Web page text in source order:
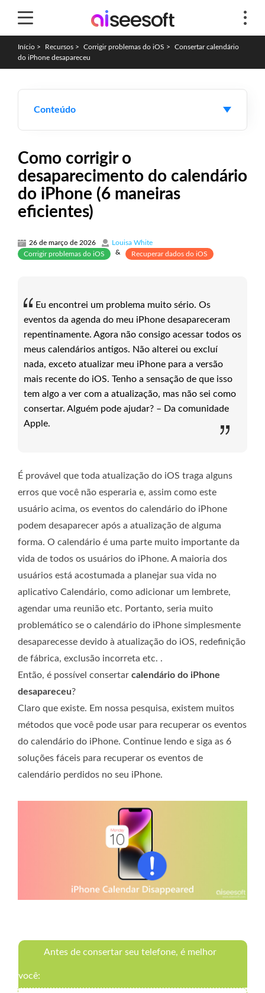
Início > Recursos > Corrigir problemas do iOS >
Consertar calendário
do iPhone desapareceu
Conteúdo
Como corrigir o
desaparecimento do calendário
do iPhone (6 maneiras
eficientes)
26 de março de 2026
Louisa White
Corrigir problemas do iOS
& Recuperar dados do iOS
Eu encontrei um problema muito sério. Os
eventos da agenda do meu iPhone desapareceram
repentinamente. Agora não consigo acessar todos os
meus calendários antigos. Não alterei ou excluí
nada, exceto atualizar meu iPhone para a versão
mais recente do iOS. Tenho a sensação de que isso
tem algo a ver com a atualização, mas não sei como
consertar. Alguém pode ajudar? – Da comunidade
Apple.
É provável que toda atualização do iOS traga alguns
erros que você não esperaria e, assim como este
usuário acima, os eventos do calendário do iPhone
podem desaparecer após a atualização de alguma
forma. O calendário é uma parte muito importante da
vida de todos os usuários do iPhone. A maioria dos
usuários está acostumada a planejar sua vida no
aplicativo Calendário, como adicionar um lembrete,
agendar uma reunião etc. Portanto, seria muito
problemático se o calendário do iPhone simplesmente
desaparecesse devido à atualização do iOS, redefinição
de fábrica, exclusão incorreta etc. .
Então, é possível consertar calendário do iPhone
desapareceu?
Claro que existe. Em nossa pesquisa, existem muitos
métodos que você pode usar para recuperar os eventos
do calendário do iPhone. Continue lendo e siga as 6
soluções fáceis para recuperar os eventos de
calendário perdidos no seu iPhone.
Antes de consertar seu telefone, é melhor
você: